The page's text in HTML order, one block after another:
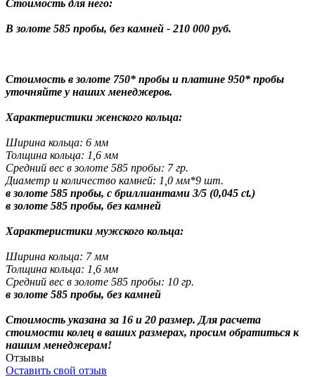
Стоимость для него:
В золоте 585 пробы, без камней - 210 000 руб.
Стоимость в золоте 750* пробы и платине 950* пробы
уточняйте у наших менеджеров.
Характеристики женского кольца:
Ширина кольца: 6 мм
Толщина кольца: 1,6 мм
Средний вес в золоте 585 пробы: 7 гр.
Диаметр и количество камней: 1,0 мм*9 шт.
в золоте 585 пробы, с бриллиантами 3/5 (0,045 ct.)
в золоте 585 пробы, без камней
Характеристики мужского кольца:
Ширина кольца: 7 мм
Толщина кольца: 1,6 мм
Средний вес в золоте 585 пробы: 10 гр.
в золоте 585 пробы, без камней
Стоимость указана за 16 и 20 размер. Для расчета
стоимости колец в ваших размерах, просим обратиться к
нашим менеджерам!
Отзывы
Оставить свой отзыв